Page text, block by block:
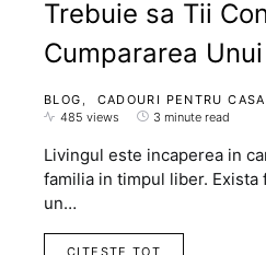
Trebuie sa Tii
Cumpararea
BLOG CADOURI PENTRU CASA
485 views
3 minute read
Livingul este incaperea in
familia in timpul liber.
un…
CITESTE TOT